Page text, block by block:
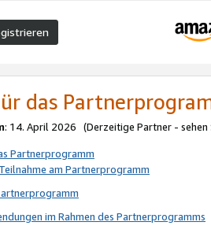
das
: 14. April 2026 (Derzeitige Partner - sehen
Partnerprogramm
am Partnerprogramm
im Rahmen des Partnerprogramms